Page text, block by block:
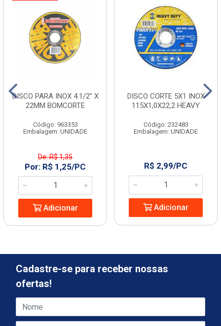
DISCO PARA INOX 4.1/2” X
22MM BOMCORTE
Código: 963353
Embalagem: UNIDADE
De: R$ 1,35
Por: R$ 1,25/PC
Adicionar
DISCO CORTE 5X1 INOX
115X1,0X22,2 HEAVY
Código: 232483
Embalagem: UNIDADE
R$ 2,99/PC
Adicionar
Cadastre-se para receber nossas
ofertas!